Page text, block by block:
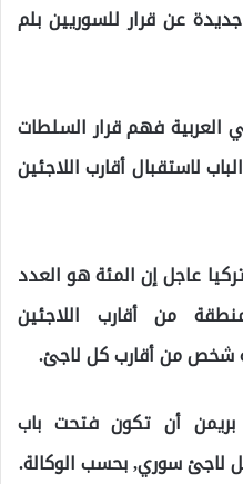
عن قرار للسوريين بلم
العربية فهم قرار السلطات
لاستقبال أقارب اللاجئين
عاجل إن المئة هو العدد
من أقارب اللاجئين
شخص من أقارب كل لاجئ.
أن تكون فتحت باب
لاجئ سوري, بحسب الوكالة.